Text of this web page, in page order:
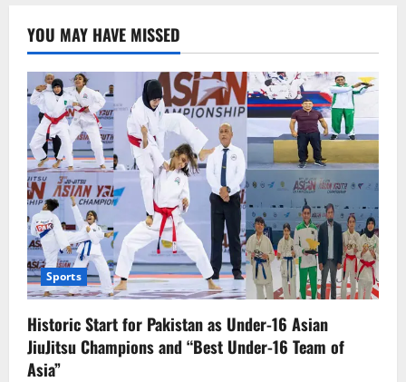
YOU MAY HAVE MISSED
Sports
Historic Start for Pakistan as Under-16 Asian
JiuJitsu Champions and “Best Under-16 Team of
Asia”